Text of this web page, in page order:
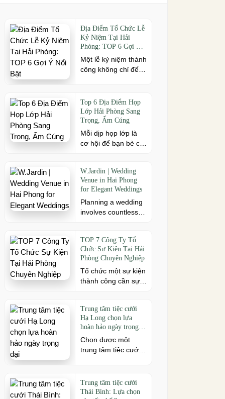
Địa Điểm Tổ Chức Lễ
Kỷ Niệm Tại Hải
Phòng: TOP 6 Gợi Ý
Nổi Bật
Một lễ kỷ niệm thành
công không chỉ đến
vào địa điểm tổ
chức. Nếu bạn đang
tìm kiếm địa điểm tổ
chức lễ kỷ niệm tại
Hải Phòng có không
đáp ứng nhiều quy
mô sự kiện, đừng
[…]
Top 6 Địa Điểm Họp
Lớp Hải Phòng Sang
Trọng, Ấm Cúng
Mỗi dịp họp lớp là
cơ hội để bạn bè cũ
sau nhiều năm xa
cách. Để buổi hội
ngộ thêm trọn vẹn,
việc lựa chọn địa
điểm phù hợp về
điều không thể bỏ
qua. Dưới […]
W.Jardin | Wedding
Venue in Hai Phong
for Elegant Weddings
Planning a wedding
involves countless
venue is one of the
most important. As a
leading wedding
venue Hai Phong,
W.Jardin combines
garden spaces,
premium cuisine
prepared under the
ISO 22000:2018
food safety
dedicated event
support to help
TOP 7 Công Ty Tổ
Chức Sự Kiện Tại Hải
Phòng Chuyên Nghiệp
Tổ chức một sự kiện
thành công cần sự
khả năng triển khai
chuyên nghiệp. Tại
Hải Phòng, nhiều
công ty cung cấp đa
dạng dịch vụ từ tiệc
building và sự kiện
doanh nghiệp. Dưới
Trung tâm tiệc cưới
Hạ Long chọn lựa
hoàn hảo ngày trọng
đại
Chọn được một
trung tâm tiệc cưới
quan trọng đầu tiên
mở ra một ngày
Trung tâm tiệc cưới
Thái Bình: Lựa chọn